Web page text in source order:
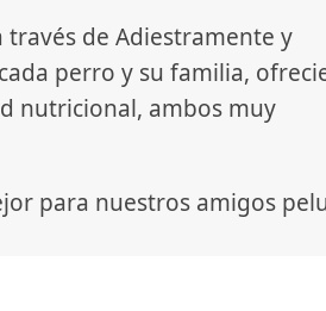
de Adiestramente y
perro y su familia,
nutricional, ambos muy
para nuestros amigos